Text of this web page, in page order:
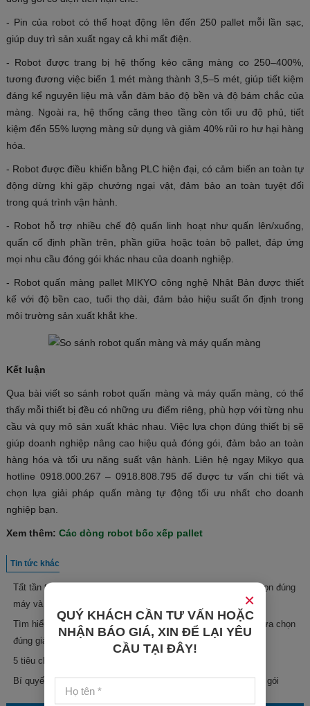
- Pin của robot có thể hoạt động lên đến 250 pallet mỗi lần sạc,
giúp duy trì sản xuất ngay cả khi mất điện.
- Robot được trang bị hệ thống kéo căng màng co 250–400%,
tương đương việc biến 1 mét màng thành 3,5–5 mét, giúp tiết kiệm
đáng kể nguyên liệu mà vẫn đảm bảo độ bền và độ bám chắc của
màng. Ngoài ra, hệ thống căng theo tầng còn tối ưu độ phủ, tiết
kiệm đến 55% lượng màng sử dụng và giảm 40% rủi ro hư hại hàng
hóa.
- Robot được điều khiển bằng PLC hiện đại, có cảm biến an toàn tự
động dừng khi gặp chướng ngại vật, đảm bảo an toàn tuyệt đối
trong quá trình vận hành.
- Robot hỗ trợ nhiều chế độ quấn linh hoạt như quấn lên/xuống,
quấn cố định phần trên, phần giữa hoặc toàn bộ pallet, đáp ứng
mọi nhu cầu đóng gói khác nhau của doanh nghiệp.
- Robot quấn màng pallet MIKYO công nghệ Nhật Bản được thiết
kế với độ bền cao, tuổi thọ dài, đảm bảo hiệu suất ổn định trong
môi trường sản xuất khắt khe.
Kết luận
Qua bài viết so sánh robot quấn màng và máy quấn màng, có thể
thấy mỗi thiết bị đều có những ưu điểm riêng, phù hợp với từng nhu
cầu và quy mô sản xuất khác nhau. Việc lựa chọn đúng thiết bị sẽ
giúp doanh nghiệp nâng cao hiệu quả đóng gói, đảm bảo an toàn
hàng hóa và tối ưu năng suất vận hành. Liên hệ ngay Mikyo qua
hotline 0918.000.267 – 0918.808.795 để được tư vấn chi tiết và
chọn lựa giải pháp quấn màng tự động tối ưu nhất cho doanh
nghiệp bạn.
Xem thêm: Các dòng robot bốc xếp pallet
Tin tức khác
Tất tần tật về máy dán nhãn chai vuông, giúp doanh nghiệp chọn đúng
máy và giải pháp phù hợp
Tìm hiểu máy dán nhãn chai tròn tự động, giúp doanh nghiệp lựa chọn
đúng giải pháp
5 tiêu chí phân loại máy co màng doanh nghiệp nên lưu ý
Bí quyết chọn máy co màng giúp tiết kiệm 80% thời gian đóng gói
×
QUÝ KHÁCH CẦN TƯ VẤN HOẶC
NHẬN BÁO GIÁ, XIN ĐỂ LẠI YÊU
CẦU TẠI ĐÂY!